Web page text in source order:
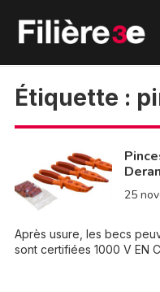
Étiquette :
25
Après usure, les becs
sont certifiées 1000 V EN